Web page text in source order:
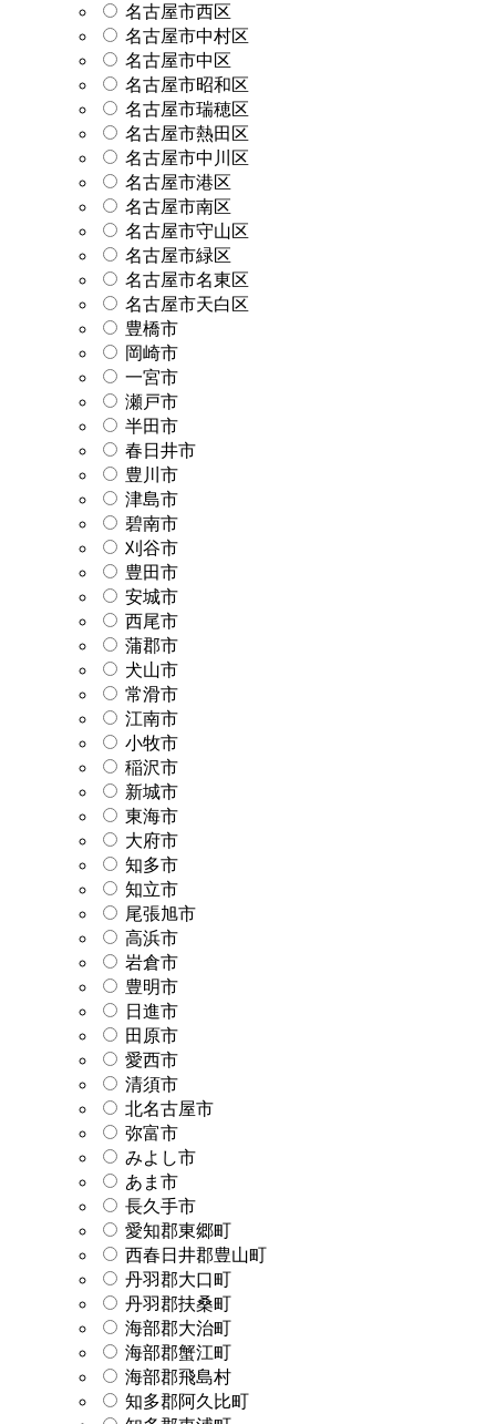
名古屋市西区
名古屋市中村区
名古屋市中区
名古屋市昭和区
名古屋市瑞穂区
名古屋市熱田区
名古屋市中川区
名古屋市港区
名古屋市南区
名古屋市守山区
名古屋市緑区
名古屋市名東区
名古屋市天白区
豊橋市
岡崎市
一宮市
瀬戸市
半田市
春日井市
豊川市
津島市
碧南市
刈谷市
豊田市
安城市
西尾市
蒲郡市
犬山市
常滑市
江南市
小牧市
稲沢市
新城市
東海市
大府市
知多市
知立市
尾張旭市
高浜市
岩倉市
豊明市
日進市
田原市
愛西市
清須市
北名古屋市
弥富市
みよし市
あま市
長久手市
愛知郡東郷町
西春日井郡豊山町
丹羽郡大口町
丹羽郡扶桑町
海部郡大治町
海部郡蟹江町
海部郡飛島村
知多郡阿久比町